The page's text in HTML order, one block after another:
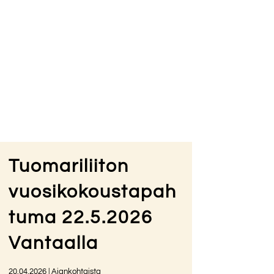
Tuomariliiton
vuosikokoustapah
tuma 22.5.2026
Vantaalla
20.04.2026| Ajankohtaista